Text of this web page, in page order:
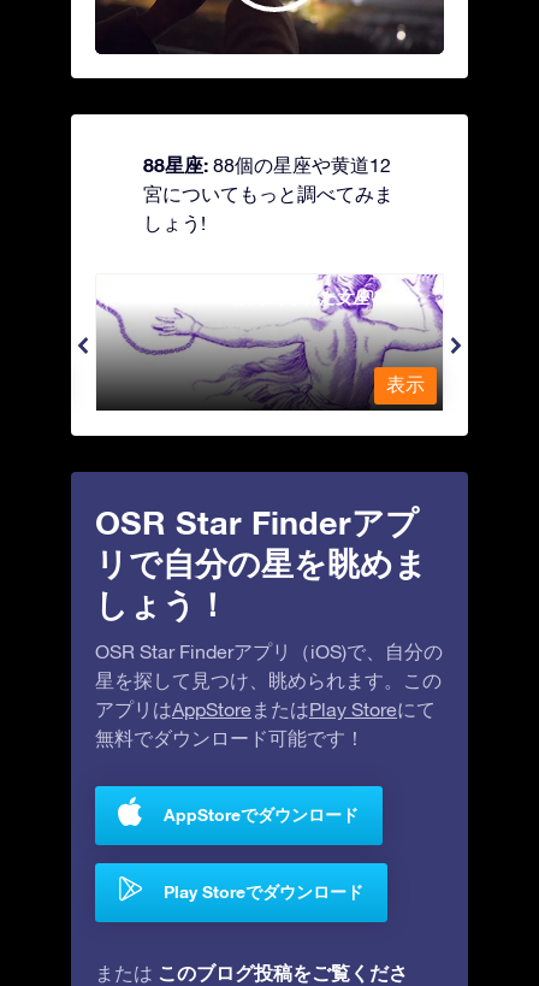
88星座: 88個の星座や黄道12
宮についてもっと調べてみま
しょう!
Andromeda - 鎖で縛られた女座
表示
OSR Star Finderアプ
リで自分の星を眺めま
しょう！
OSR Star Finderアプリ（iOS)で、自分の
星を探して見つけ、眺められます。この
アプリはAppStore またはPlay Storeにて
無料でダウンロード可能です！
AppStoreでダウンロード
Play Storeでダウンロード
または このブログ投稿をご覧くださ